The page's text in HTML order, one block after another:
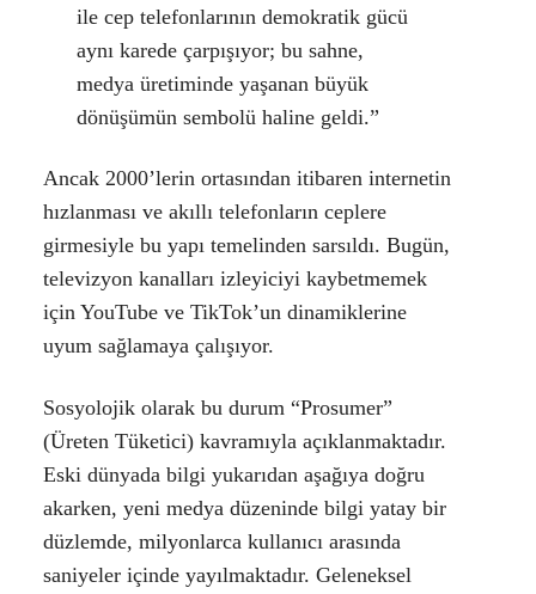
ile cep telefonlarının demokratik gücü
aynı karede çarpışıyor; bu sahne,
medya üretiminde yaşanan büyük
dönüşümün sembolü haline geldi.”
Ancak 2000’lerin ortasından itibaren internetin
hızlanması ve akıllı telefonların ceplere
girmesiyle bu yapı temelinden sarsıldı. Bugün,
televizyon kanalları izleyiciyi kaybetmemek
için YouTube ve TikTok’un dinamiklerine
uyum sağlamaya çalışıyor.
Sosyolojik olarak bu durum “Prosumer”
(Üreten Tüketici) kavramıyla açıklanmaktadır.
Eski dünyada bilgi yukarıdan aşağıya doğru
akarken, yeni medya düzeninde bilgi yatay bir
düzlemde, milyonlarca kullanıcı arasında
saniyeler içinde yayılmaktadır. Geleneksel